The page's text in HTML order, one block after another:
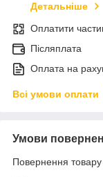
Детальніше
Оплатити
Післяплата
Оплата на
Всі умови оплати
Умови
Повернення